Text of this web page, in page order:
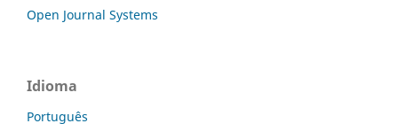
Open Journal Systems
Idioma
Português